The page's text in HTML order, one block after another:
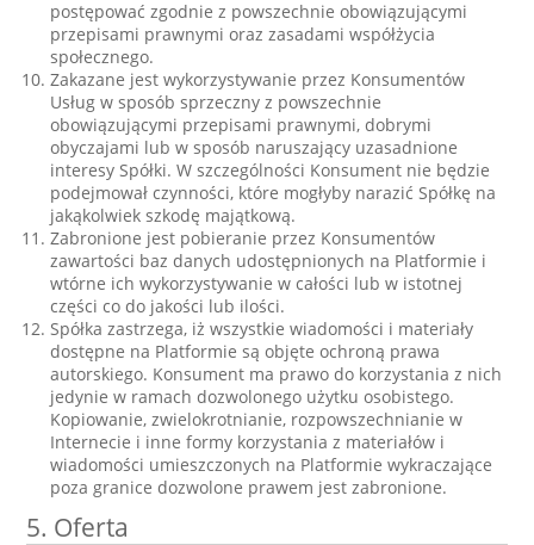
postępować zgodnie z powszechnie obowiązującymi
przepisami prawnymi oraz zasadami współżycia
społecznego.
Zakazane jest wykorzystywanie przez Konsumentów
Usług w sposób sprzeczny z powszechnie
obowiązującymi przepisami prawnymi, dobrymi
obyczajami lub w sposób naruszający uzasadnione
interesy Spółki. W szczególności Konsument nie będzie
podejmował czynności, które mogłyby narazić Spółkę na
jakąkolwiek szkodę majątkową.
Zabronione jest pobieranie przez Konsumentów
zawartości baz danych udostępnionych na Platformie i
wtórne ich wykorzystywanie w całości lub w istotnej
części co do jakości lub ilości.
Spółka zastrzega, iż wszystkie wiadomości i materiały
dostępne na Platformie są objęte ochroną prawa
autorskiego. Konsument ma prawo do korzystania z nich
jedynie w ramach dozwolonego użytku osobistego.
Kopiowanie, zwielokrotnianie, rozpowszechnianie w
Internecie i inne formy korzystania z materiałów i
wiadomości umieszczonych na Platformie wykraczające
poza granice dozwolone prawem jest zabronione.
5. Oferta